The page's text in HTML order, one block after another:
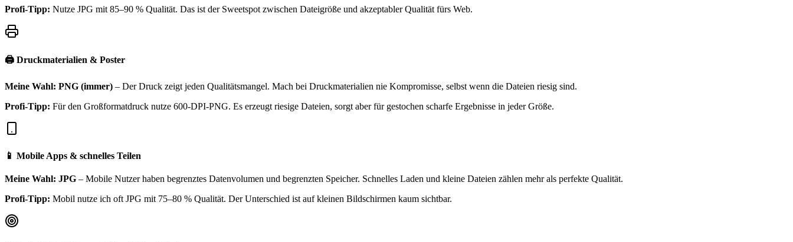
Profi-Tipp: Nutze JPG mit 85–90 % Qualität. Das ist der Sweetspot zwischen Dateigröße und akzeptabler Qualität fürs Web.
🖨️ Druckmaterialien & Poster
Meine Wahl: PNG (immer) – Der Druck zeigt jeden Qualitätsmangel. Mach bei Druckmaterialien nie Kompromisse, selbst wenn die Dateien riesig sind.
Profi-Tipp: Für den Großformatdruck nutze 600-DPI-PNG. Es erzeugt riesige Dateien, sorgt aber für gestochen scharfe Ergebnisse in jeder Größe.
📱 Mobile Apps & schnelles Teilen
Meine Wahl: JPG – Mobile Nutzer haben begrenztes Datenvolumen und begrenzten Speicher. Schnelles Laden und kleine Dateien zählen mehr als perfekte Qualität.
Profi-Tipp: Mobil nutze ich oft JPG mit 75–80 % Qualität. Der Unterschied ist auf kleinen Bildschirmen kaum sichtbar.